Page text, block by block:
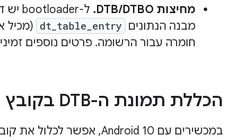
מחיצות DTB/DTBO.
מבנה הנתונים dt_table_entry (מכיל
חומרה עבור הרשומה. פרטים נוספים
הכללת תמונת ה-DTB בקובץ אימג' לאתחול